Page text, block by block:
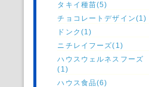
タキイ種苗(5)
チョコレートデザイン(1)
ドンク(1)
ニチレイフーズ(1)
ハウスウェルネスフーズ
(1)
ハウス食品(6)